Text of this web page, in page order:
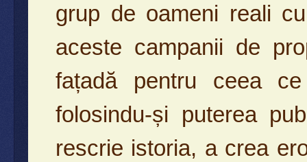
grup de oameni reali
aceste campanii de
fațadă pentru ceea
folosindu-și puterea
rescrie istoria, a crea